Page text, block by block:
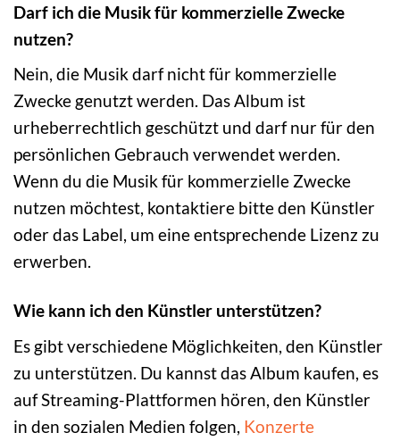
Darf ich die Musik für kommerzielle Zwecke
nutzen?
Nein, die Musik darf nicht für kommerzielle
Zwecke genutzt werden. Das Album ist
urheberrechtlich geschützt und darf nur für den
persönlichen Gebrauch verwendet werden.
Wenn du die Musik für kommerzielle Zwecke
nutzen möchtest, kontaktiere bitte den Künstler
oder das Label, um eine entsprechende Lizenz zu
erwerben.
Wie kann ich den Künstler unterstützen?
Es gibt verschiedene Möglichkeiten, den Künstler
zu unterstützen. Du kannst das Album kaufen, es
auf Streaming-Plattformen hören, den Künstler
in den sozialen Medien folgen, Konzerte